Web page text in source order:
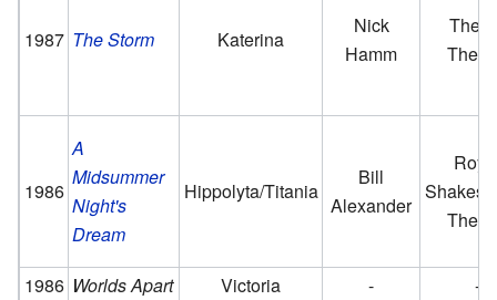
1987 The Storm Katerina
Nick
Hamm
The
1986
A
Midsummer
Night's
Dream
Hippolyta/Titania
Bill
Alexander
1986 Worlds Apart Victoria - -